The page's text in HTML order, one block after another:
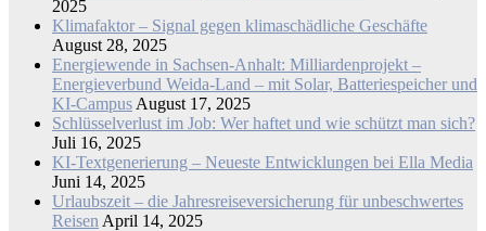
2025
Klimafaktor – Signal gegen klimaschädliche Geschäfte
August 28, 2025
Energiewende in Sachsen-Anhalt: Milliardenprojekt –
Energieverbund Weida-Land – mit Solar, Batteriespeicher und
KI-Campus August 17, 2025
Schlüsselverlust im Job: Wer haftet und wie schützt man sich?
Juli 16, 2025
KI-Textgenerierung – Neueste Entwicklungen bei Ella Media
Juni 14, 2025
Urlaubszeit – die Jahresreiseversicherung für unbeschwertes
Reisen April 14, 2025